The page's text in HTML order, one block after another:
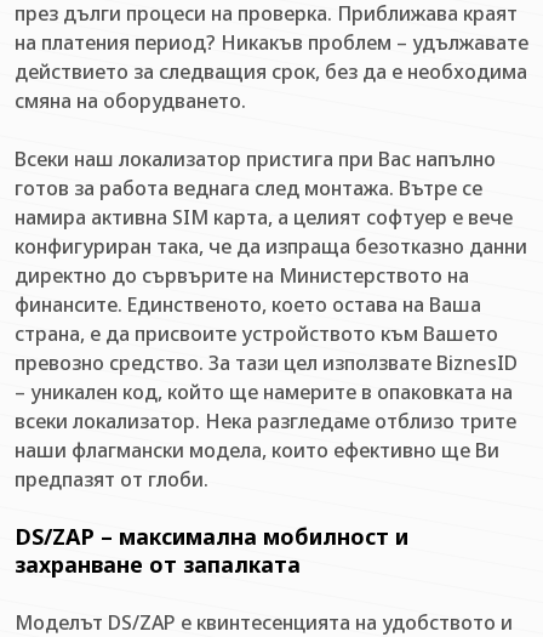
през дълги процеси на проверка. Приближава краят
на платения период? Никакъв проблем – удължавате
действието за следващия срок, без да е необходима
смяна на оборудването.
Всеки наш локализатор пристига при Вас напълно
готов за работа веднага след монтажа. Вътре се
намира активна SIM карта, а целият софтуер е вече
конфигуриран така, че да изпраща безотказно данни
директно до сървърите на Министерството на
финансите. Единственото, което остава на Ваша
страна, е да присвоите устройството към Вашето
превозно средство. За тази цел използвате BiznesID
– уникален код, който ще намерите в опаковката на
всеки локализатор. Нека разгледаме отблизо трите
наши флагмански модела, които ефективно ще Ви
предпазят от глоби.
DS/ZAP – максимална мобилност и
захранване от запалката
Моделът DS/ZAP е квинтесенцията на удобството и